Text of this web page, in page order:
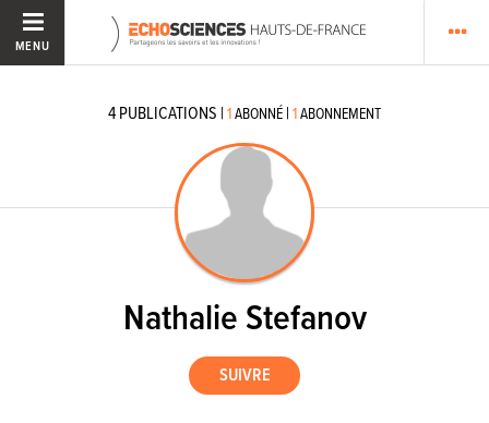
MENU
4PUBLICATIONS | 1ABONNÉ | 1ABONNEMENT
Nathalie Stefanov